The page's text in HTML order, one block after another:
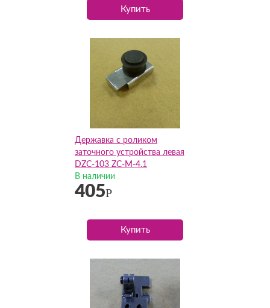
Купить
Державка с роликом
заточного устройства левая
DZC-103 ZC-M-4.1
В наличии
405Р
Купить